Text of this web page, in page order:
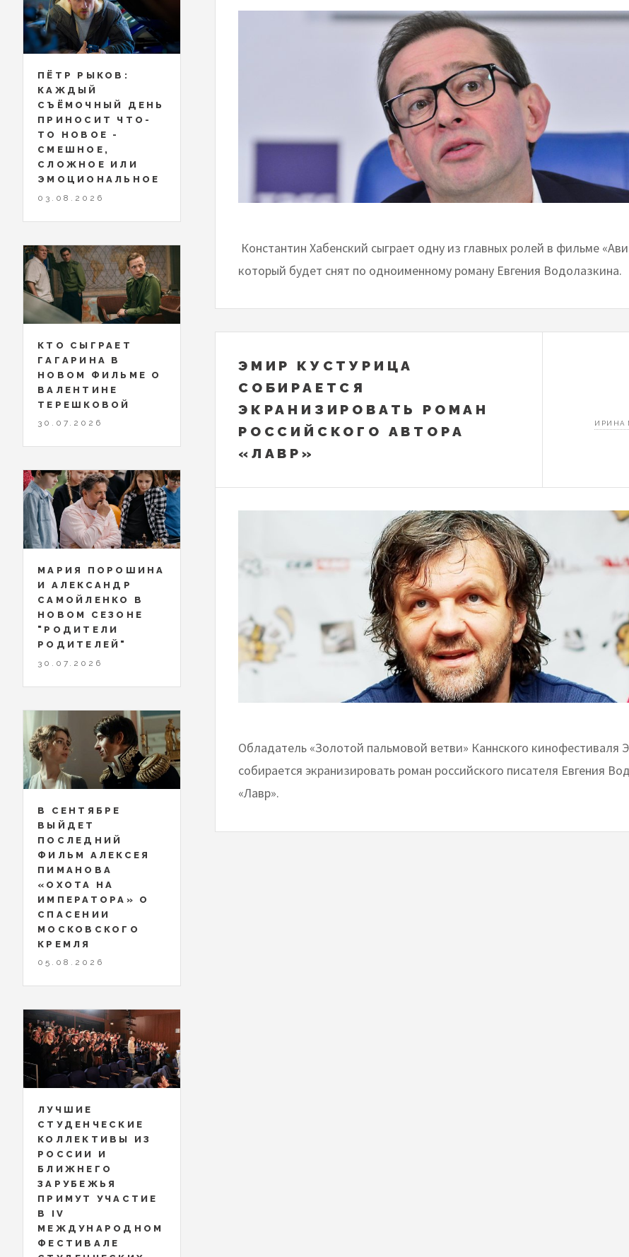
Константин Хабенский сыграет одну из главных ролей в фильме
который будет снят по одноименному роману Евгения Водолазкина.
ЭМИР КУСТУРИЦА
СОБИРАЕТСЯ
ЭКРАНИЗИРОВАТЬ РОМАН
РОССИЙСКОГО АВТОРА
«ЛАВР»
ИРИНА
Обладатель «Золотой пальмовой ветви» Каннского кинофестиваля
собирается экранизировать роман российского писателя Евгения
«Лавр».
ПЁТР РЫКОВ:
КАЖДЫЙ
СЪЁМОЧНЫЙ ДЕНЬ
ПРИНОСИТ ЧТО-
ТО НОВОЕ -
СМЕШНОЕ,
СЛОЖНОЕ ИЛИ
ЭМОЦИОНАЛЬНОЕ
03.08.2026
КТО СЫГРАЕТ
ГАГАРИНА В
НОВОМ ФИЛЬМЕ О
ВАЛЕНТИНЕ
ТЕРЕШКОВОЙ
30.07.2026
МАРИЯ ПОРОШИНА
И АЛЕКСАНДР
САМОЙЛЕНКО В
НОВОМ СЕЗОНЕ
"РОДИТЕЛИ
РОДИТЕЛЕЙ"
30.07.2026
В СЕНТЯБРЕ
ВЫЙДЕТ
ПОСЛЕДНИЙ
ФИЛЬМ АЛЕКСЕЯ
ПИМАНОВА
«ОХОТА НА
ИМПЕРАТОРА» О
СПАСЕНИИ
МОСКОВСКОГО
КРЕМЛЯ
05.08.2026
ЛУЧШИЕ
СТУДЕНЧЕСКИЕ
КОЛЛЕКТИВЫ ИЗ
РОССИИ И
БЛИЖНЕГО
ЗАРУБЕЖЬЯ
ПРИМУТ УЧАСТИЕ
В IV
МЕЖДУНАРОДНОМ
ФЕСТИВАЛЕ